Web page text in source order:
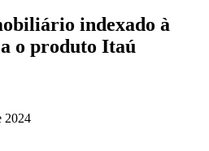
indexado à
o produto Itaú
2024